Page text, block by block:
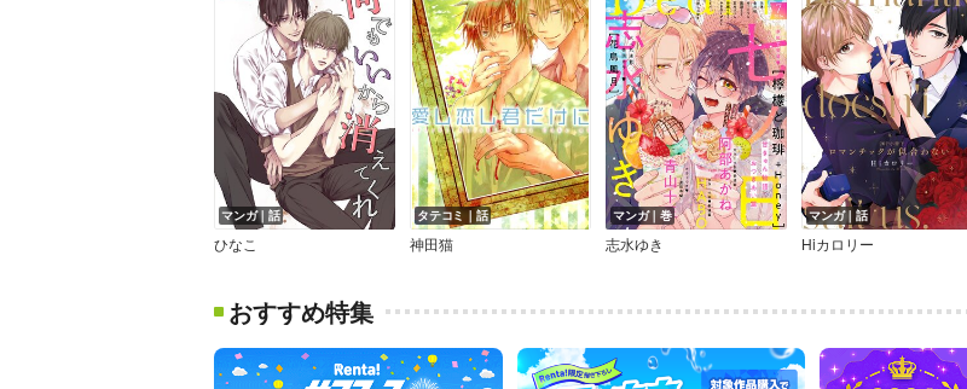
マンガ｜話
ひなこ
タテコミ｜話
神田猫
マンガ｜巻
志水ゆき
マンガ｜話
Hiカロリー
おすすめ特集